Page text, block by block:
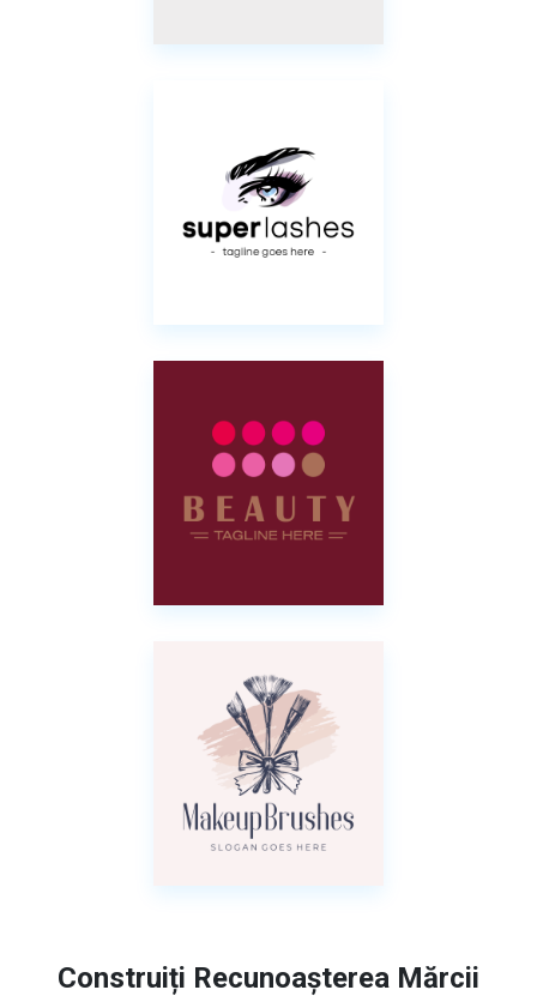
Construiți Recunoașterea Mărcii